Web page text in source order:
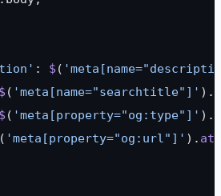
: $ (
$ ( 'meta[name="searchtitle"]' ).
$ ( 'meta[property="og:type"]' ).
( 'meta[property="og:url"]' ).